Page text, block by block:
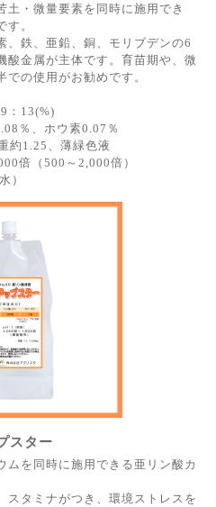
土・微量要素を同時に施用でき
す。
、鉄、亜鉛、銅、モリブデンの6
酸金属が主体です。育苗期や、微
の使用がお勧めです。
：13(%)
、ホウ素0.07％
1.25、薄緑色液
倍（500～2,000倍）
スター
ムを同時に施用できる亜リン酸カ
スタミナがつき、環境ストレスを